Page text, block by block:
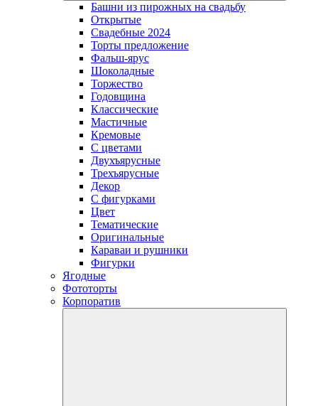
Башни из пирожных на свадьбу
Открытые
Свадебные 2024
Торты предложение
Фальш-ярус
Шоколадные
Торжество
Годовщина
Классические
Мастичные
Кремовые
С цветами
Двухъярусные
Трехъярусные
Декор
С фигурками
Цвет
Тематические
Оригинальные
Караваи и рушники
Фигурки
Ягодные
Фототорты
Корпоратив